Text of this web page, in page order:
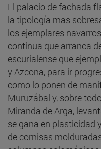
El palacio de fachada
la tipología mas
los ejemplares
continua que arranca
escurialense que
y Azcona, para ir
como lo ponen de
Muruzábal y, sobre
Miranda de Arga,
se gana en plasticidad
de cornisas